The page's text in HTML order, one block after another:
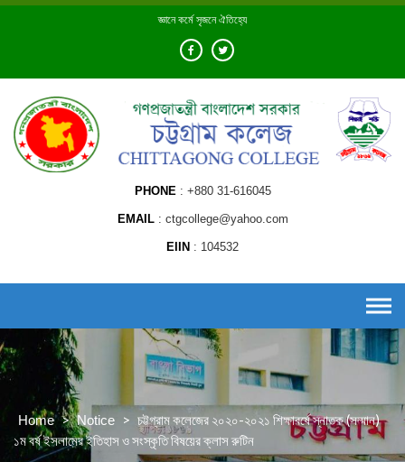
Skip
জ্ঞানে কর্মে সৃজনে ঐতিহ্যে
PHONE +880 31-616045
EMAIL ctgcollege@yahoo.com
EIIN 104532
Home > Notice > চট্টগ্রাম কলেজের ২০২০-২০২১ শিক্ষাবর্ষে স্নাতক (সম্মান)
১ম বর্ষ ইসলামের ইতিহাস ও সংস্কৃতি বিষয়ের ক্লাস রুটিন